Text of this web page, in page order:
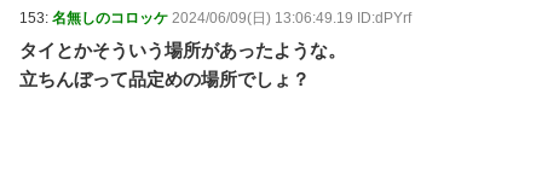
153: 名無しのコロッケ 2024/06/09(日) 13:06:49.19 ID:dPYrf
タイとかそういう場所があったような。
立ちんぼって品定めの場所でしょ？